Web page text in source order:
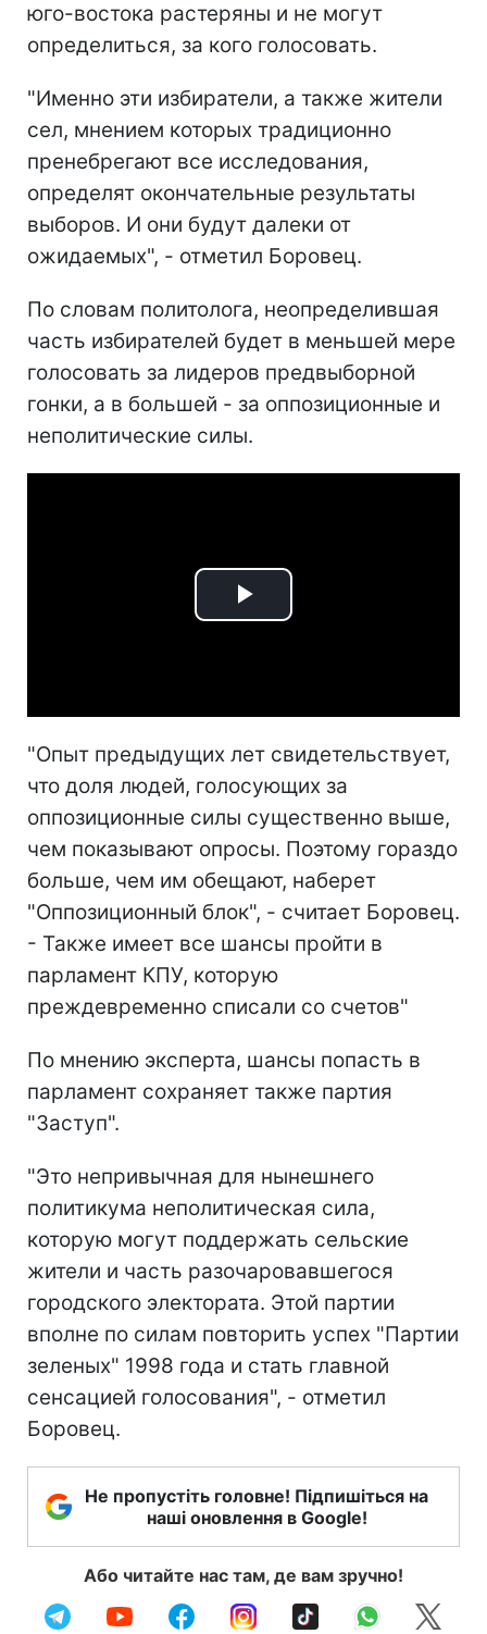
юго-востока растеряны и не могут
определиться, за кого голосовать.
"Именно эти избиратели, а также жители
сел, мнением которых традиционно
пренебрегают все исследования,
определят окончательные результаты
выборов. И они будут далеки от
ожидаемых", - отметил Боровец.
По словам политолога, неопределившая
часть избирателей будет в меньшей мере
голосовать за лидеров предвыборной
гонки, а в большей - за оппозиционные и
неполитические силы.
Play
"Опыт предыдущих лет свидетельствует,
что доля людей, голосующих за
оппозиционные силы существенно выше,
чем показывают опросы. Поэтому гораздо
больше, чем им обещают, наберет
"Оппозиционный блок", - считает Боровец.
- Также имеет все шансы пройти в
парламент КПУ, которую
преждевременно списали со счетов"
По мнению эксперта, шансы попасть в
парламент сохраняет также партия
"Заступ".
"Это непривычная для нынешнего
политикума неполитическая сила,
которую могут поддержать сельские
жители и часть разочаровавшегося
городского электората. Этой партии
вполне по силам повторить успех "Партии
зеленых" 1998 года и стать главной
сенсацией голосования", - отметил
Боровец.
Не пропустіть головне! Підпишіться на
наші оновлення в Google!
Або читайте нас там, де вам зручно!